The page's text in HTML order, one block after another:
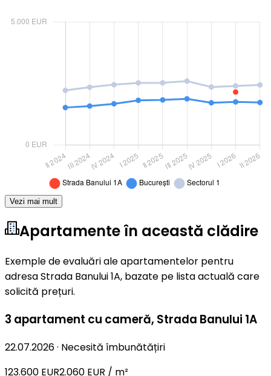
Vezi mai mult
Apartamente în această clădire
Exemple de evaluări ale apartamentelor pentru
adresa Strada Banului 1A, bazate pe lista actuală care
solicită prețuri.
3 apartament cu cameră, Strada Banului 1A
22.07.2026· Necesită îmbunătățiri
123.600 EUR2.060 EUR / m²